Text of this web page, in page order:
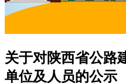
关于对陕西省公路
单位及人员的公示